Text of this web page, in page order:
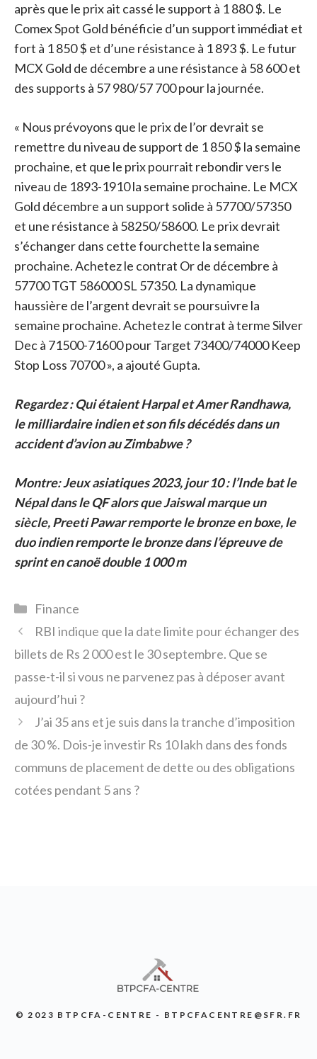
après que le prix ait cassé le support à 1 880 $. Le
Comex Spot Gold bénéficie d’un support immédiat et
fort à 1 850 $ et d’une résistance à 1 893 $. Le futur
MCX Gold de décembre a une résistance à 58 600 et
des supports à 57 980/57 700 pour la journée.
« Nous prévoyons que le prix de l’or devrait se
remettre du niveau de support de 1 850 $ la semaine
prochaine, et que le prix pourrait rebondir vers le
niveau de 1893-1910 la semaine prochaine. Le MCX
Gold décembre a un support solide à 57700/57350
et une résistance à 58250/58600. Le prix devrait
s’échanger dans cette fourchette la semaine
prochaine. Achetez le contrat Or de décembre à
57700 TGT 586000 SL 57350. La dynamique
haussière de l’argent devrait se poursuivre la
semaine prochaine. Achetez le contrat à terme Silver
Dec à 71500-71600 pour Target 73400/74000 Keep
Stop Loss 70700 », a ajouté Gupta.
Regardez : Qui étaient Harpal et Amer Randhawa,
le milliardaire indien et son fils décédés dans un
accident d’avion au Zimbabwe ?
Montre:Jeux asiatiques 2023, jour 10 : l’Inde bat le
Népal dans le QF alors que Jaiswal marque un
siècle, Preeti Pawar remporte le bronze en boxe, le
duo indien remporte le bronze dans l’épreuve de
sprint en canoë double 1 000 m
Catégories
Finance
RBI indique que la date limite pour échanger des
billets de Rs 2 000 est le 30 septembre. Que se
passe-t-il si vous ne parvenez pas à déposer avant
aujourd’hui ?
J’ai 35 ans et je suis dans la tranche d’imposition
de 30 %. Dois-je investir Rs 10 lakh dans des fonds
communs de placement de dette ou des obligations
cotées pendant 5 ans ?
© 2023 BTPCFA-CENTRE - BTPCFACENTRE@SFR.FR